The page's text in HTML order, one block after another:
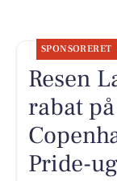
SPONSORERET
Resen
rabat
Pride-